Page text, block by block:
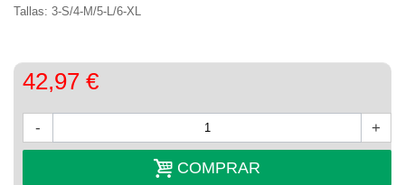
Tallas: 3-S/4-M/5-L/6-XL
42,97 €
- +
COMPRAR